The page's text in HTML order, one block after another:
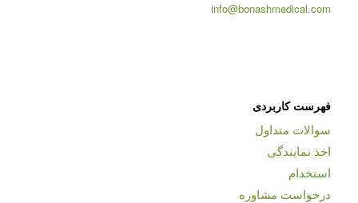
info@bonashmedical.com
فهرست کاربردی
سوالات متداول
اخذ نمایندگی
استخدام
درخواست مشاوره